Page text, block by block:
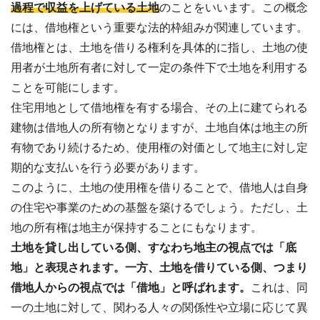
?
よ
く
あ
る
ご
質
問
査
定・
買
取・
税
金・
共
有
持
※
し
つ
こ
い
過程で収益を上げている土地のことをいいます。この概念
には、借地権という重要な法的枠組みが関連しています。
借地権とは、土地を借りる権利を具体的に指し、土地の使
用者が土地所有者に対して一定の条件下で土地を利用する
ことを可能にします。
住宅用地として借地権を有する場合、その上に建てられる
建物は借地人の所有物となりますが、土地自体は地主の所
有物であり続けるため、使用権の対価として地主に対し定
期的な支払いを行う必要があります。
このように、土地の使用権を借りることで、借地人は自身
の住宅や事業のための基盤を築けるでしょう。ただし、土
地の所有権は地主が保持することにもなります。
土地を貸し出している側、すなわち地主の視点では「底
地」と表現されます。一方、土地を借りている側、つまり
借地人からの視点では「借地」と呼ばれます。
これは、同
一の土地に対して、関わる人々の関係性や立場に応じて異